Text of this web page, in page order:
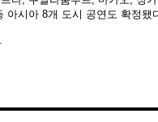
아시아 8개 도시 공연도 확정됐